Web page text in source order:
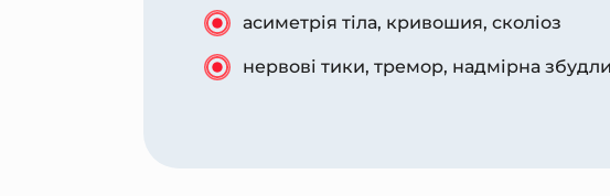
асиметрія тіла, кривошия, сколіоз
нервові тики, тремор, надмірна